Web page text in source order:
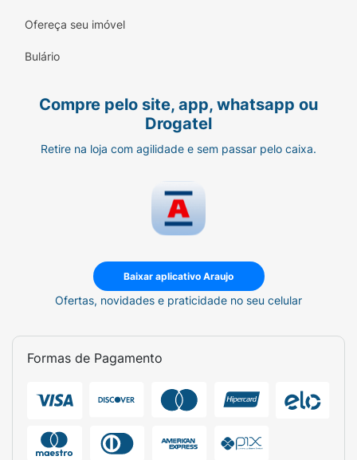
Ofereça seu imóvel
Bulário
Compre pelo site, app, whatsapp ou
Drogatel
Retire na loja com agilidade e sem passar pelo caixa.
Baixar aplicativo Araujo
Ofertas, novidades e praticidade no seu celular
Formas de Pagamento